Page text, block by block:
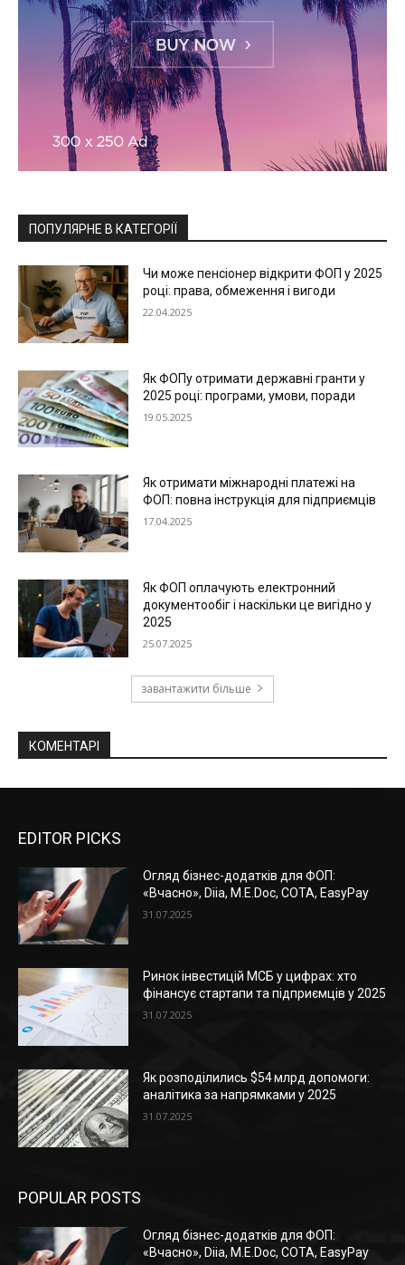
ПОПУЛЯРНЕ В КАТЕГОРІЇ
Чи може пенсіонер відкрити ФОП у 2025
році: права, обмеження і вигоди
22.04.2025
Як ФОПу отримати державні гранти у
2025 році: програми, умови, поради
19.05.2025
Як отримати міжнародні платежі на
ФОП: повна інструкція для підприємців
17.04.2025
Як ФОП оплачують електронний
документообіг і наскільки це вигідно у
2025
25.07.2025
завантажити більше
КОМЕНТАРІ
EDITOR PICKS
Огляд бізнес-додатків для ФОП:
«Вчасно», Diia, M.E.Doc, СОТА, EasyPay
31.07.2025
Ринок інвестицій МСБ у цифрах: хто
фінансує стартапи та підприємців у 2025
31.07.2025
Як розподілились $54 млрд допомоги:
аналітика за напрямками у 2025
31.07.2025
POPULAR POSTS
Огляд бізнес-додатків для ФОП:
«Вчасно», Diia, M.E.Doc, СОТА, EasyPay